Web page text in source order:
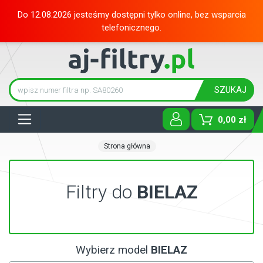
Do 12.08.2026 jesteśmy dostępni tylko online, bez wsparcia
telefonicznego.
SZUKAJ
0,00 zł
Strona główna
Filtry do BIELAZ
Wybierz model BIELAZ